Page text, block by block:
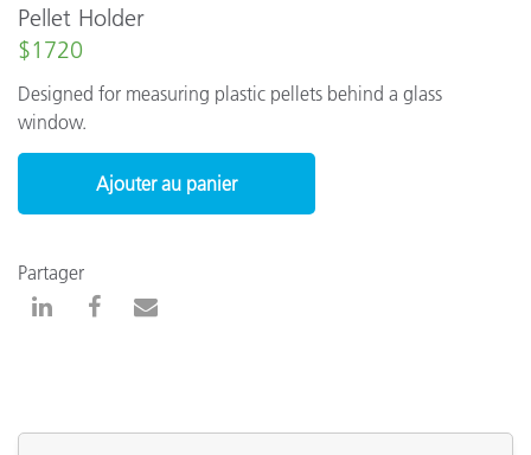
Pellet Holder
$1720
Designed for measuring plastic pellets behind a glass
window.
Ajouter au panier
Partager